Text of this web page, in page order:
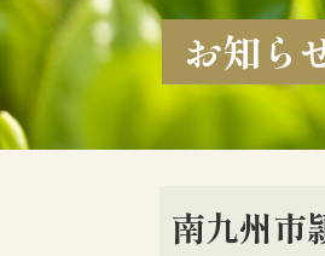
お知ら
南九州市